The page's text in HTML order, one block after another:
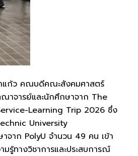
แก้ว คณบดีคณะสังคมศาสตร์
าจารย์และนักศึกษาจาก The
Learning Trip 2026 ซึ่ง
University
จาก PolyU จำนวน 49 คน เข้า
รู้ทางวิชาการและประสบการณ์